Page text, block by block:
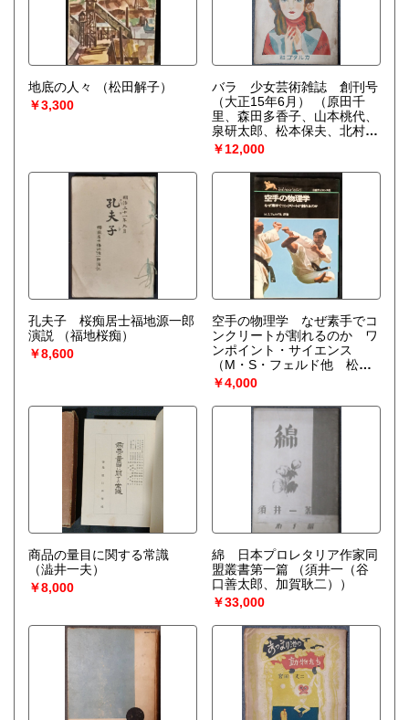
地底の人々
（松田解子）
￥3,300
バラ 少女芸術雑誌 創刊号
（大正15年6月）
（原田千
里、森田多香子、山本桃代、
泉研太郎、松本保夫、北村
孝、上田豊重、梅谷勝）
￥12,000
孔夫子 桜痴居士福地源一郎
演説
（福地桜痴）
￥8,600
空手の物理学 なぜ素手でコ
ンクリートが割れるのか ワ
ンポイント・サイエンス
（M・S・フェルド他 松井
秀治訳）
￥4,000
商品の量目に関する常識
（澁井一夫）
￥8,000
綿 日本プロレタリア作家同
盟叢書第一篇
（須井一（谷
口善太郎、加賀耿二））
￥33,000